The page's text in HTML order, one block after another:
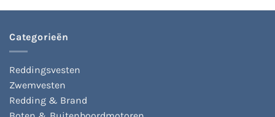
Categorieën
Reddingsvesten
Zwemvesten
Redding & Brand